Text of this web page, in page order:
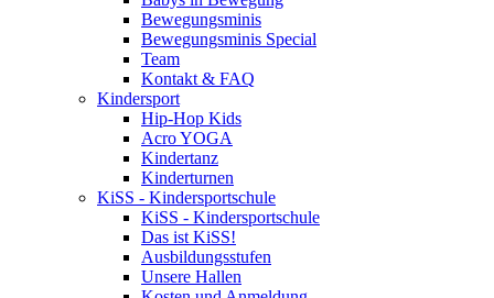
Bewegungsminis
Bewegungsminis Special
Team
Kontakt & FAQ
Kindersport
Hip-Hop Kids
Acro YOGA
Kindertanz
Kinderturnen
KiSS - Kindersportschule
KiSS - Kindersportschule
Das ist KiSS!
Ausbildungsstufen
Unsere Hallen